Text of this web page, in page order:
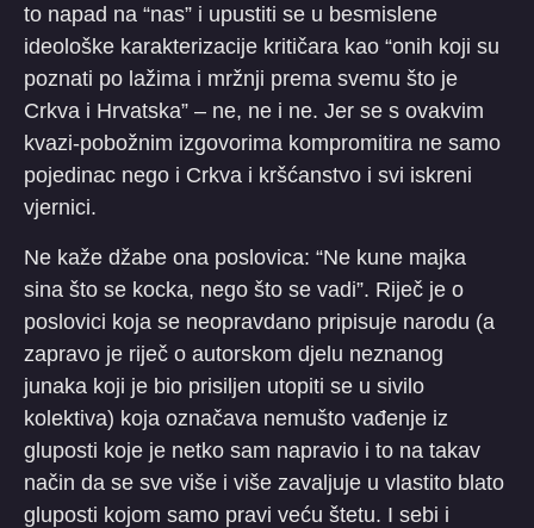
to napad na “nas” i upustiti se u besmislene
ideološke karakterizacije kritičara kao “onih koji su
poznati po lažima i mržnji prema svemu što je
Crkva i Hrvatska” – ne, ne i ne. Jer se s ovakvim
kvazi-pobožnim izgovorima kompromitira ne samo
pojedinac nego i Crkva i kršćanstvo i svi iskreni
vjernici.
Ne kaže džabe ona poslovica: “Ne kune majka
sina što se kocka, nego što se vadi”. Riječ je o
poslovici koja se neopravdano pripisuje narodu (a
zapravo je riječ o autorskom djelu neznanog
junaka koji je bio prisiljen utopiti se u sivilo
kolektiva) koja označava nemušto vađenje iz
gluposti koje je netko sam napravio i to na takav
način da se sve više i više zavaljuje u vlastito blato
gluposti kojom samo pravi veću štetu. I sebi i